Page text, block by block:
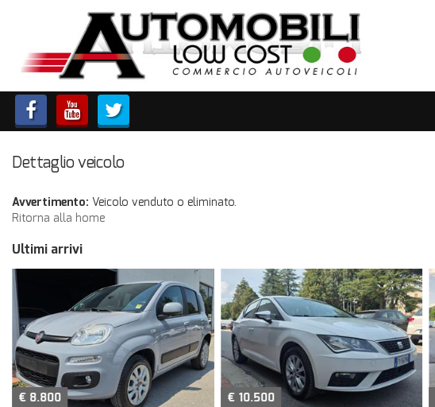
LISTA VEICOLI
IMPIANTI
IMPIANTI GPL
ASSISTENZA
CONTATTI
Dettaglio veicolo
Avvertimento: Veicolo venduto o eliminato.
Ritorna alla home
Ultimi arrivi
€ 8.800 € 10.500